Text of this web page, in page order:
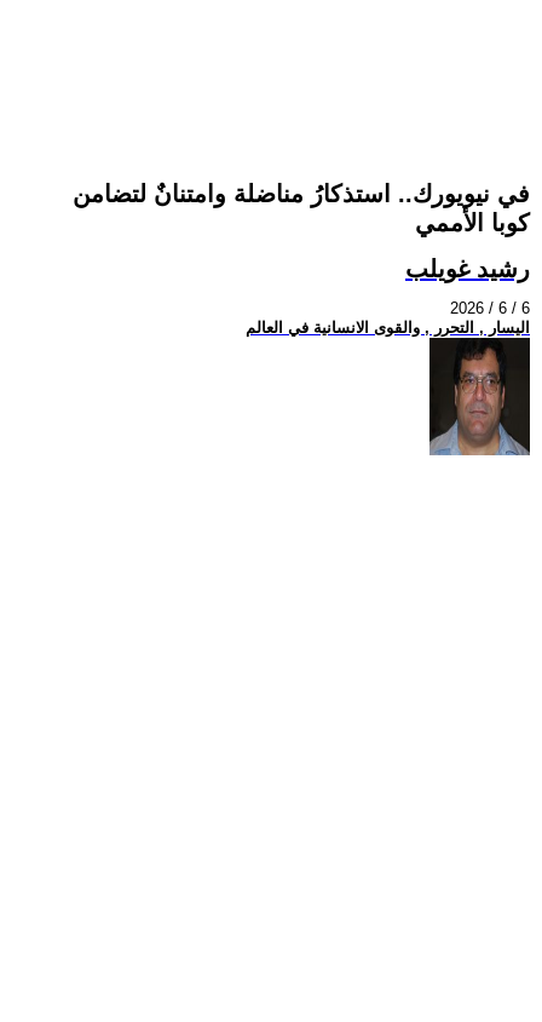
في نيويورك.. استذكارُ مناضلة وامتنانٌ لتضامن
كوبا الأممي
رشيد غويلب
2026 / 6 / 6
اليسار , التحرر , والقوى الانسانية في العالم